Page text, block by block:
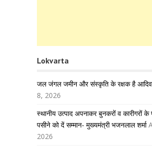
Lokvarta
जल जंगल जमीन और संस्कृति के रक्षक है
8, 2026
स्थानीय उत्पाद अपनाकर बुनकरों व कारीगरों के
पसीने को दें सम्मान- मुख्यमंत्री भजनलाल शर्मा
2026